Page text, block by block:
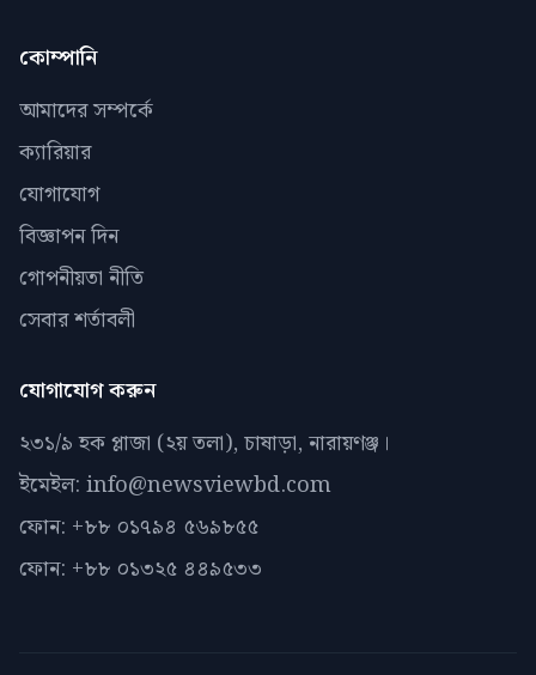
কোম্পানি
আমাদের সম্পর্কে
ক্যারিয়ার
যোগাযোগ
বিজ্ঞাপন দিন
গোপনীয়তা নীতি
সেবার শর্তাবলী
যোগাযোগ করুন
২৩১/৯ হক প্লাজা (২য় তলা), চাষাড়া, নারায়ণঞ্জ।
ইমেইল: info@newsviewbd.com
ফোন: +৮৮ ০১৭৯৪ ৫৬৯৮৫৫
ফোন: +৮৮ ০১৩২৫ ৪৪৯৫৩৩